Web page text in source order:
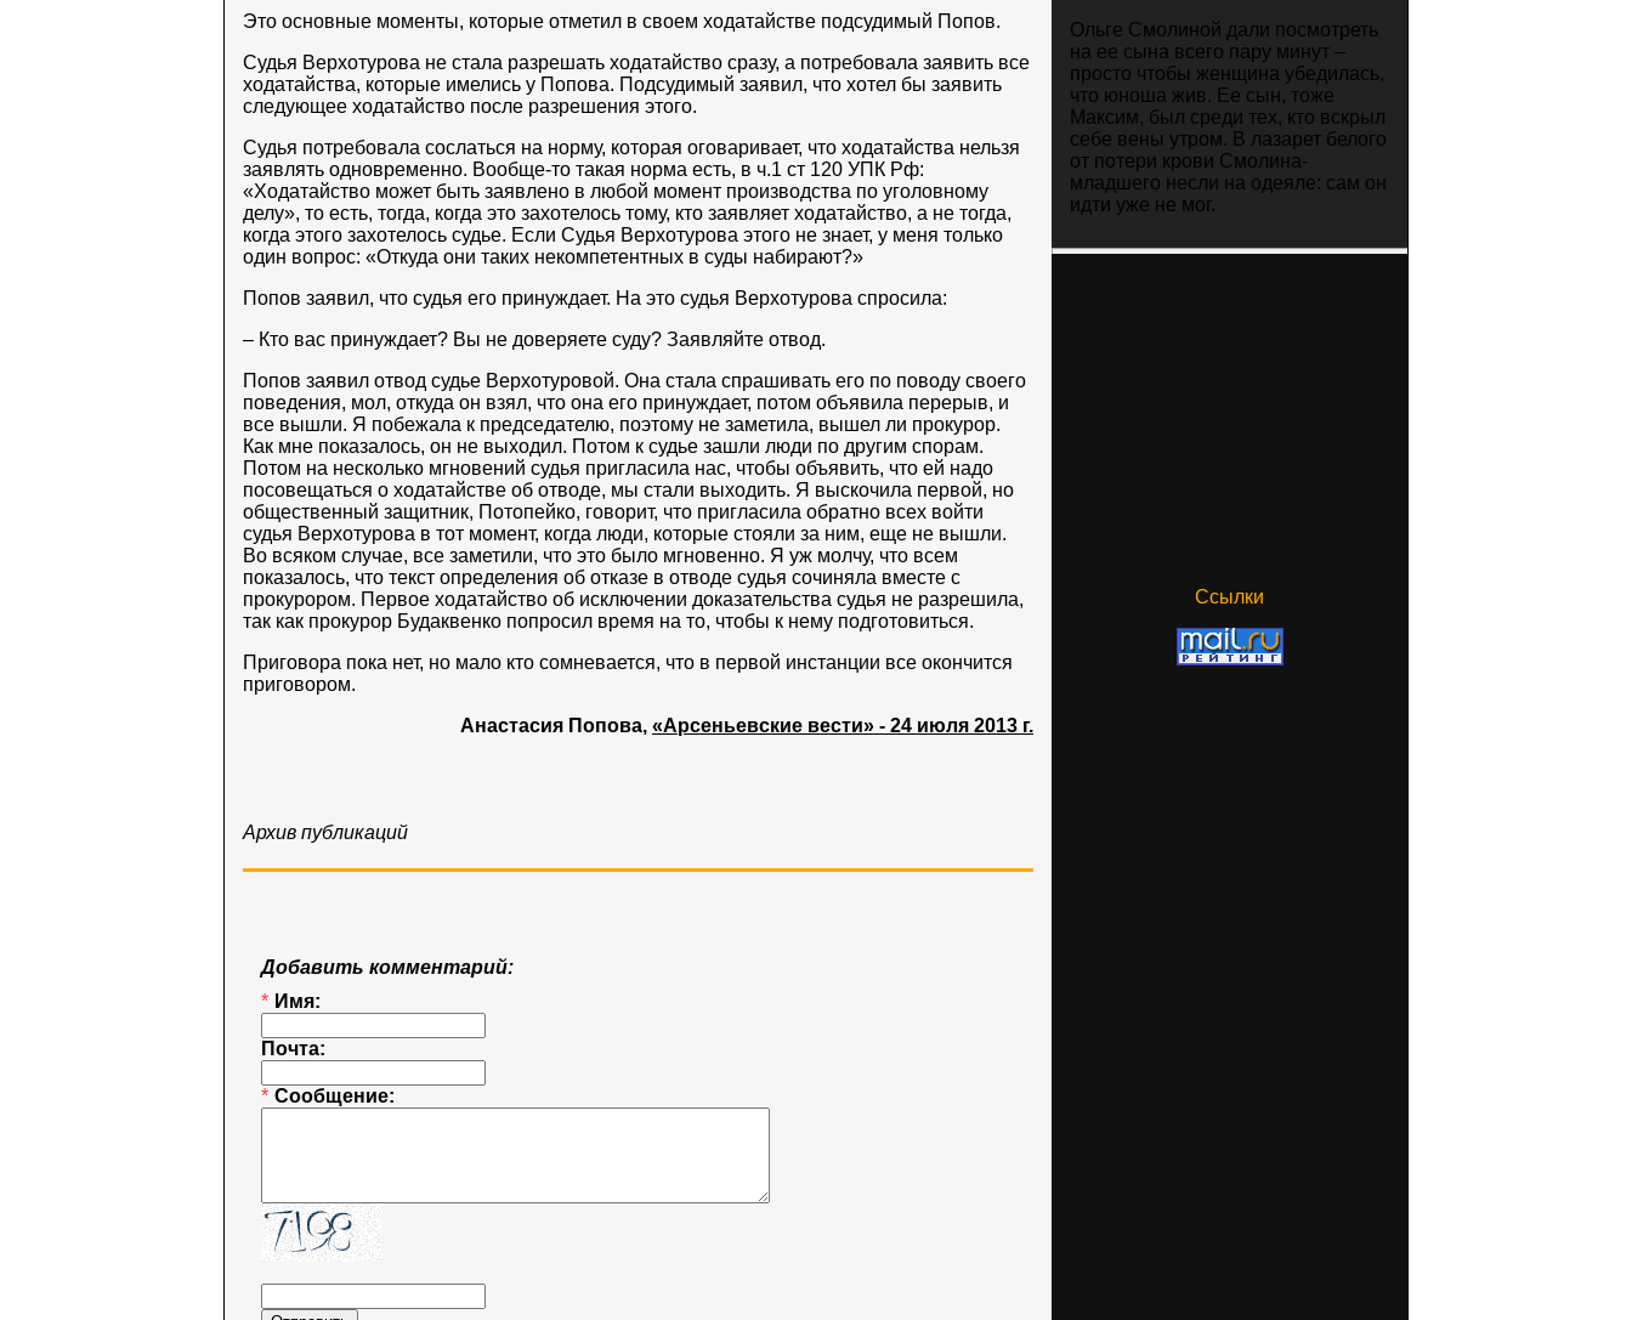
Это основные моменты, которые отметил в своем ходатайстве подсудимый Попов.
Судья Верхотурова не стала разрешать ходатайство сразу, а потребовала заявить все
ходатайства, которые имелись у Попова. Подсудимый заявил, что хотел бы заявить
следующее ходатайство после разрешения этого.
Судья потребовала сослаться на норму, которая оговаривает, что ходатайства нельзя
заявлять одновременно. Вообще-то такая норма есть, в ч.1 ст 120 УПК Рф:
«Ходатайство может быть заявлено в любой момент производства по уголовному
делу», то есть, тогда, когда это захотелось тому, кто заявляет ходатайство, а не тогда,
когда этого захотелось судье. Если Судья Верхотурова этого не знает, у меня только
один вопрос: «Откуда они таких некомпетентных в суды набирают?»
Попов заявил, что судья его принуждает. На это судья Верхотурова спросила:
– Кто вас принуждает? Вы не доверяете суду? Заявляйте отвод.
Попов заявил отвод судье Верхотуровой. Она стала спрашивать его по поводу своего
поведения, мол, откуда он взял, что она его принуждает, потом объявила перерыв, и
все вышли. Я побежала к председателю, поэтому не заметила, вышел ли прокурор.
Как мне показалось, он не выходил. Потом к судье зашли люди по другим спорам.
Потом на несколько мгновений судья пригласила нас, чтобы объявить, что ей надо
посовещаться о ходатайстве об отводе, мы стали выходить. Я выскочила первой, но
общественный защитник, Потопейко, говорит, что пригласила обратно всех войти
судья Верхотурова в тот момент, когда люди, которые стояли за ним, еще не вышли.
Во всяком случае, все заметили, что это было мгновенно. Я уж молчу, что всем
показалось, что текст определения об отказе в отводе судья сочиняла вместе с
прокурором. Первое ходатайство об исключении доказательства судья не разрешила,
так как прокурор Будаквенко попросил время на то, чтобы к нему подготовиться.
Приговора пока нет, но мало кто сомневается, что в первой инстанции все окончится
приговором.
Анастасия Попова, «Арсеньевские вести» - 24 июля 2013 г.
Архив публикаций
Добавить комментарий:
* Имя:
Почта:
* Сообщение:
Ольге Смолиной дали посмотреть
на ее сына всего пару минут –
просто чтобы женщина убедилась,
что юноша жив. Ее сын, тоже
Максим, был среди тех, кто вскрыл
себе вены утром. В лазарет белого
от потери крови Смолина-
младшего несли на одеяле: сам он
идти уже не мог.
Ссылки